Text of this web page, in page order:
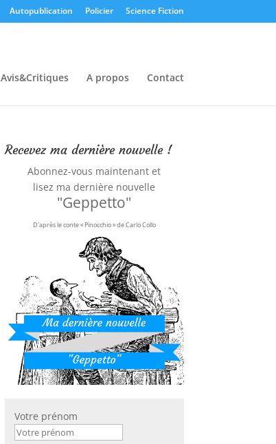
Autopublication Policier Science Fiction
Avis&Critiques A propos Contact
Recevez ma dernière nouvelle !
Abonnez-vous maintenant et
lisez ma dernière nouvelle
"Geppetto"
D'après le conte « Pinocchio » de Carlo Collo
Votre prénom